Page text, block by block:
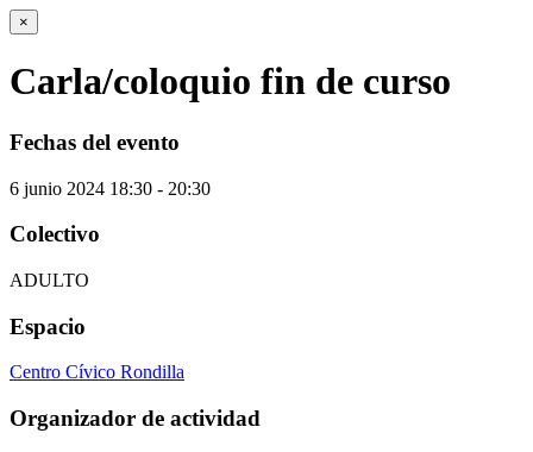
×
Carla/coloquio fin de curso
Fechas del evento
6 junio 2024 18:30 - 20:30
Colectivo
ADULTO
Espacio
Centro Cívico Rondilla
Organizador de actividad